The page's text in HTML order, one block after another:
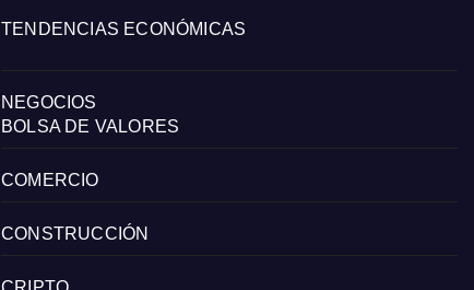
TENDENCIAS ECONÓMICAS
NEGOCIOS
BOLSA DE VALORES
COMERCIO
CONSTRUCCIÓN